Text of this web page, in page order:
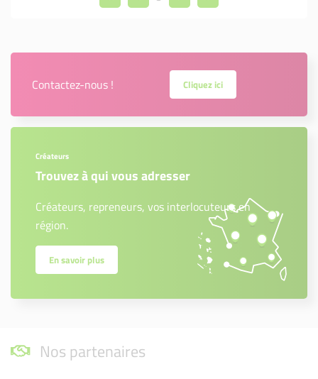
Contactez-nous ! Cliquez ici
Créateurs
Trouvez à qui vous adresser
Créateurs, repreneurs, vos interlocuteurs en
région.
En savoir plus
Nos partenaires